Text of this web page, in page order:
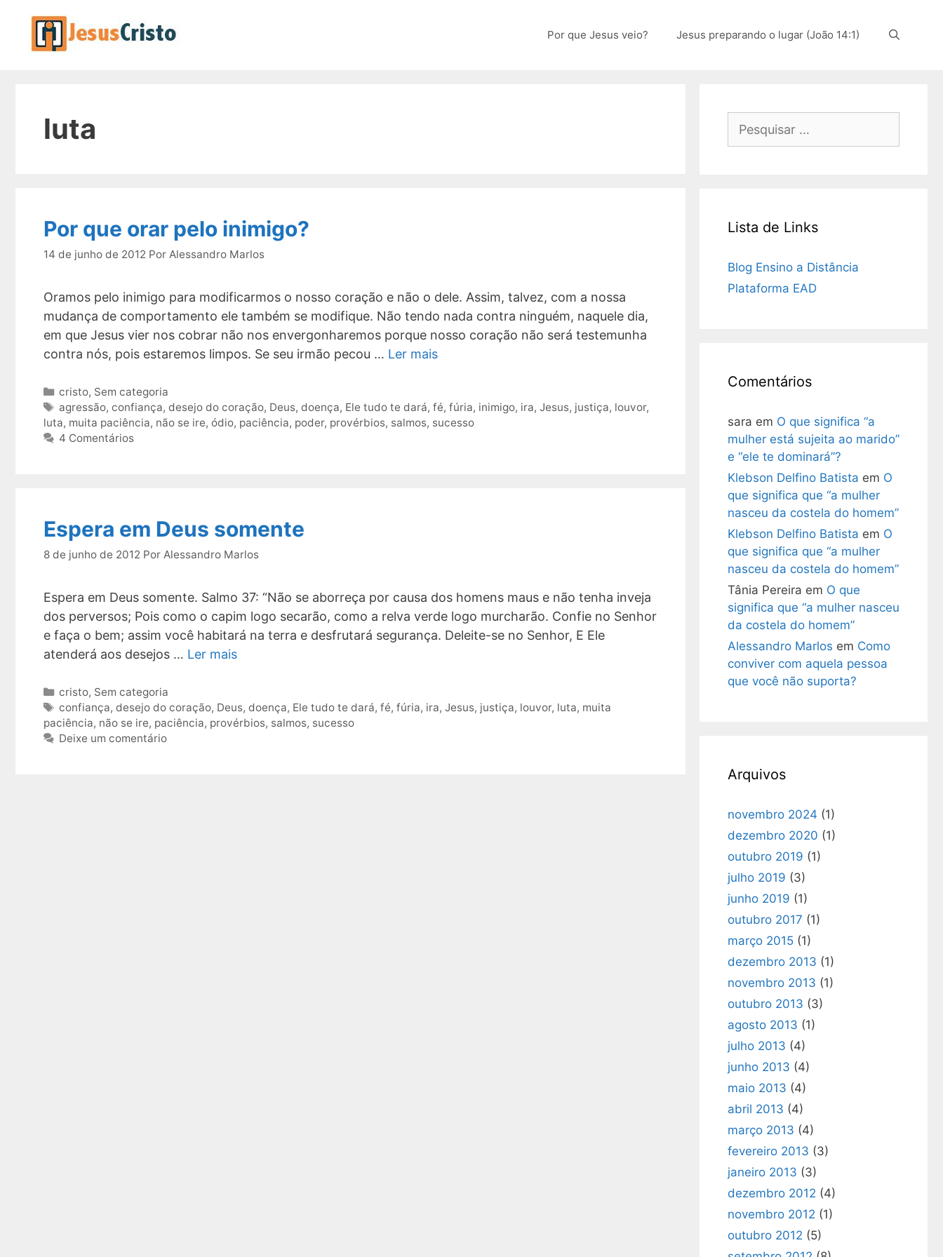
Por que Jesus veio? Jesus preparando o lugar (João 14:1)
luta
Por que orar pelo inimigo?
14 de junho de 2012 Por Alessandro Marlos
Oramos pelo inimigo para modificarmos o nosso coração e não o dele. Assim, talvez, com a nossa
mudança de comportamento ele também se modifique. Não tendo nada contra ninguém, naquele dia,
em que Jesus vier nos cobrar não nos envergonharemos porque nosso coração não será testemunha
contra nós, pois estaremos limpos. Se seu irmão pecou … Ler mais
Categorias
cristo, Sem categoria
Tags
agressão,confiança,desejo do coração, Deus,doença, Ele tudo te dará,fé,fúria, inimigo, ira,Jesus, justiça, louvor,
luta, muita paciência, não se ire, ódio, paciência, poder, provérbios, salmos, sucesso
4 Comentários
Espera em Deus somente
8 de junho de 2012 Por Alessandro Marlos
Espera em Deus somente. Salmo 37: “Não se aborreça por causa dos homens maus e não tenha inveja
dos perversos; Pois como o capim logo secarão, como a relva verde logo murcharão. Confie no Senhor
e faça o bem; assim você habitará na terra e desfrutará segurança. Deleite-se no Senhor, E Ele
atenderá aos desejos … Ler mais
Categorias
cristo, Sem categoria
Tags
confiança,desejo do coração, Deus,doença, Ele tudo te dará,fé,fúria, ira,Jesus, justiça, louvor, luta, muita
paciência, não se ire, paciência, provérbios, salmos, sucesso
Deixe um comentário
por:
Lista de Links
Blog Ensino a Distância
Plataforma EAD
Comentários
sara em O que significa “a
mulher está sujeita ao marido”
e “ele te dominará”?
Klebson Delfino Batista em O
que significa que “a mulher
nasceu da costela do homem”
Klebson Delfino Batista em O
que significa que “a mulher
nasceu da costela do homem”
Tânia Pereira em O que
significa que “a mulher nasceu
da costela do homem”
Alessandro Marlos em Como
conviver com aquela pessoa
que você não suporta?
Arquivos
novembro 2024 (1)
dezembro 2020 (1)
outubro 2019 (1)
julho 2019 (3)
junho 2019 (1)
outubro 2017 (1)
março 2015 (1)
dezembro 2013 (1)
novembro 2013 (1)
outubro 2013 (3)
agosto 2013 (1)
julho 2013 (4)
junho 2013 (4)
maio 2013 (4)
abril 2013 (4)
março 2013 (4)
fevereiro 2013 (3)
janeiro 2013 (3)
dezembro 2012 (4)
novembro 2012 (1)
outubro 2012 (5)